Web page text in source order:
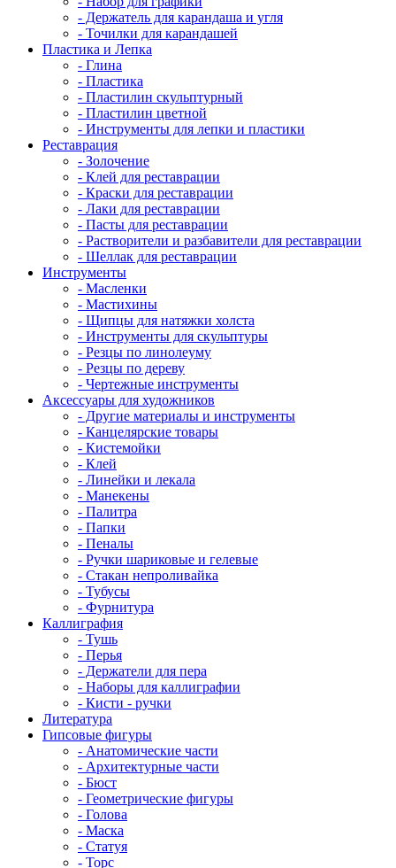
- Держатель для карандаша и угля
- Точилки для карандашей
Пластика и Лепка
- Глина
- Пластика
- Пластилин скульптурный
- Пластилин цветной
- Инструменты для лепки и пластики
Реставрация
- Золочение
- Клей для реставрации
- Краски для реставрации
- Лаки для реставрации
- Пасты для реставрации
- Растворители и разбавители для реставрации
- Шеллак для реставрации
Инструменты
- Масленки
- Мастихины
- Щипцы для натяжки холста
- Инструменты для скульптуры
- Резцы по линолеуму
- Резцы по дереву
- Чертежные инструменты
Аксессуары для художников
- Другие материалы и инструменты
- Канцелярские товары
- Кистемойки
- Клей
- Линейки и лекала
- Манекены
- Палитра
- Папки
- Пеналы
- Ручки шариковые и гелевые
- Стакан непроливайка
- Тубусы
- Фурнитура
Каллиграфия
- Тушь
- Перья
- Держатели для пера
- Наборы для каллиграфии
- Кисти - ручки
Литература
Гипсовые фигуры
- Анатомические части
- Архитектурные части
- Бюст
- Геометрические фигуры
- Голова
- Маска
- Статуя
- Торс